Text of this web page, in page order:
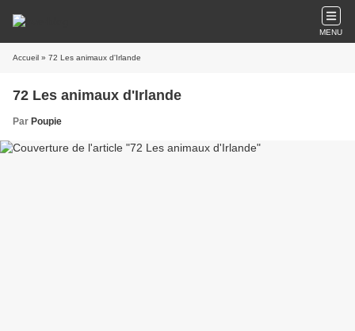
MENU
Accueil » 72 Les animaux d'Irlande
72 Les animaux d'Irlande
Par Poupie